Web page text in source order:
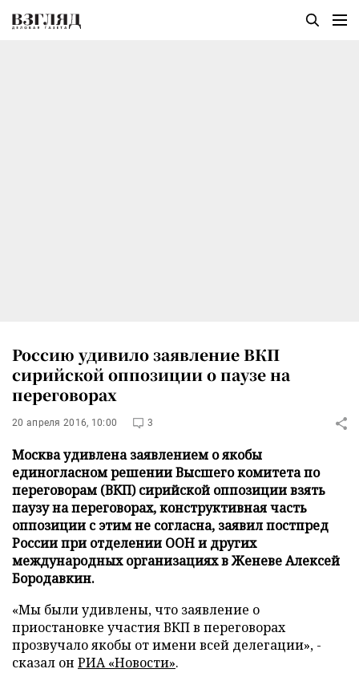
Россию удивило заявление ВКП
сирийской оппозиции о паузе на
переговорах
20 апреля 2016, 10:00 3
Москва удивлена заявлением о якобы
единогласном решении Высшего комитета по
переговорам (ВКП) сирийской оппозиции взять
паузу на переговорах, конструктивная часть
оппозиции с этим не согласна, заявил постпред
России при отделении ООН и других
международных организациях в Женеве Алексей
Бородавкин.
«Мы были удивлены, что заявление о
приостановке участия ВКП в переговорах
прозвучало якобы от имени всей делегации», -
сказал он РИА «Новости».